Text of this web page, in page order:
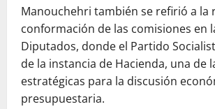
Manouchehri también se refirió a la
conformación de las comisiones en
Diputados, donde el Partido
de la instancia de Hacienda, una de
estratégicas para la discusión
presupuestaria.